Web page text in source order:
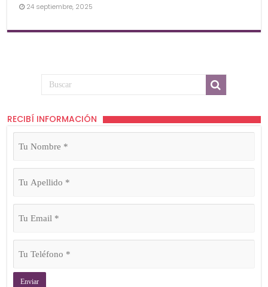
24 septiembre, 2025
RECIBÍ INFORMACIÓN
Tu
Nombre
Tu
Apellido
Tu
Email
Tu
Teléfono